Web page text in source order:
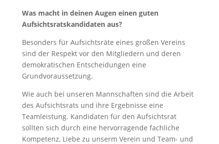
Was macht in deinen Augen einen guten
Aufsichtsratskandidaten aus?
Besonders für Aufsichtsräte eines großen Vereins
sind der Respekt vor den Mitgliedern und deren
demokratischen Entscheidungen eine
Grundvoraussetzung.
Wie auch bei unseren Mannschaften sind die Arbeit
des Aufsichtsrats und ihre Ergebnisse eine
Teamleistung. Kandidaten für den Aufsichtsrat
sollten sich durch eine hervorragende fachliche
Kompetenz, Liebe zu unserm Verein und Team- und